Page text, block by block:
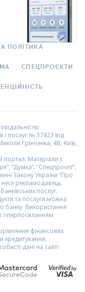
ПОЛІТИКА
СПЕЦПРОЄКТИ
і послуг № 37423 від
Грінченка, 4В, Київ,
Матеріали з
“Думка”, “Спецпроєкт”,
Закону України “Про
несе рекламодавець.
послуг.
та послуги можна
банку. Використання
гіперпосиланням
фінансових
кредитування,
дані на сайті